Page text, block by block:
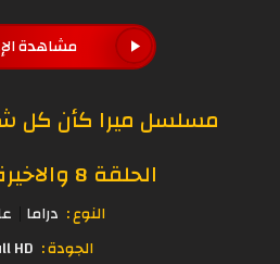
مشاهدة
مسلسل ميرا كأن كل
الحلقة 8 والاخيرة مترجمة
النوع : دراما
الجودة : HD